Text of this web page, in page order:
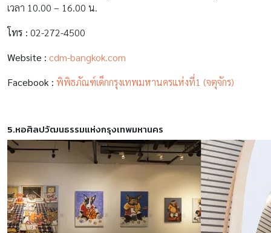
เวลา 10.00 – 16.00 น.
โทร : 02-272-4500
Website : cdm-bangkok.com
Facebook : พิพิธภัณฑ์เด็กกรุงเทพมหานครแห่งที่1 (จตุจักร)
5.หอศิลปวัฒนธรรมแห่งกรุงเทพมหานคร